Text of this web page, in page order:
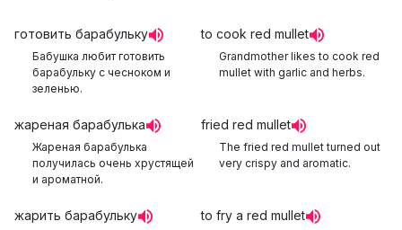
готовить барабульку
Бабушка любит готовить
барабульку с чесноком и
зеленью.
to cook red mullet
Grandmother likes to cook red
mullet with garlic and herbs.
жареная барабулька
Жареная барабулька
получилась очень хрустящей
и ароматной.
fried red mullet
The fried red mullet turned out
very crispy and aromatic.
жарить барабульку to fry a red mullet